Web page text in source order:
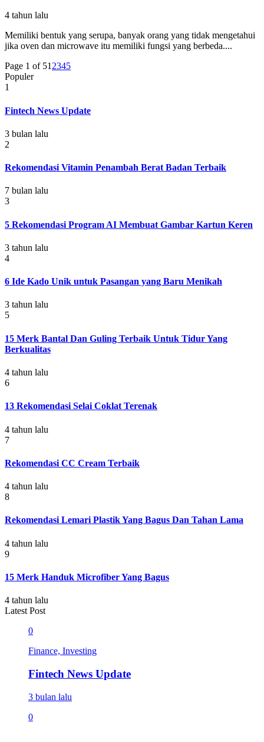
4 tahun lalu
Memiliki bentuk yang serupa, banyak orang yang tidak mengetahui
jika oven dan microwave itu memiliki fungsi yang berbeda....
Page 1 of 51 2345
Populer
1
Fintech News Update
3 bulan lalu
2
Rekomendasi Vitamin Penambah Berat Badan Terbaik
7 bulan lalu
3
5 Rekomendasi Program AI Membuat Gambar Kartun Keren
3 tahun lalu
4
6 Ide Kado Unik untuk Pasangan yang Baru Menikah
3 tahun lalu
5
15 Merk Bantal Dan Guling Terbaik Untuk Tidur Yang
Berkualitas
4 tahun lalu
6
13 Rekomendasi Selai Coklat Terenak
4 tahun lalu
7
Rekomendasi CC Cream Terbaik
4 tahun lalu
8
Rekomendasi Lemari Plastik Yang Bagus Dan Tahan Lama
4 tahun lalu
9
15 Merk Handuk Microfiber Yang Bagus
4 tahun lalu
Latest Post
0
Finance, Investing
Fintech News Update
3 bulan lalu
0